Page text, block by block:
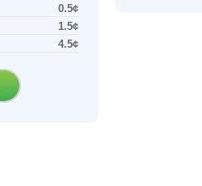
0.5¢
1.5¢
4.5¢